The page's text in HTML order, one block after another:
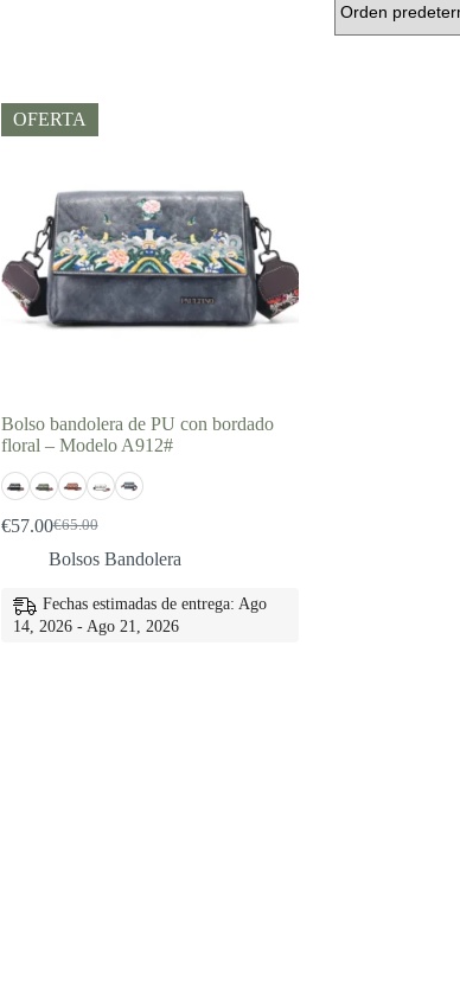
OFERTA
Bolso bandolera de PU con bordado
floral – Modelo A912#
€65.00
El
precio
era:
€65.00.
€57.00El
precio
es:
€57.00.
Bolsos Bandolera
Fechas estimadas de entrega: Ago
14, 2026 - Ago 21, 2026